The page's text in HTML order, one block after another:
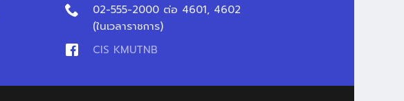
02-555-2000 ต่อ 4601, 4602
(ในเวลาราชการ)
CIS KMUTNB